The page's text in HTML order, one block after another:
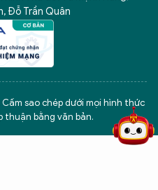
, Đỗ Trần Quân
sao chép dưới mọi hình thức
thuận bằng văn bản.
giải pháp xử lý điểm nghẽn của